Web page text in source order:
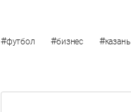
#футбол #бизнес #казань